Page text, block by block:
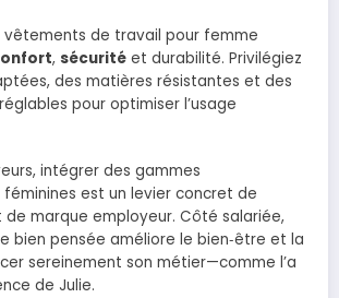
vêtements de travail pour femme
, sécurité et durabilité. Privilégiez
des matières résistantes et des
pour optimiser l’usage
intégrer des gammes
est un levier concret de
marque employeur. Côté salariée,
bien pensée améliore le bien‑être et la
sereinement son métier—comme l’a
de Julie.